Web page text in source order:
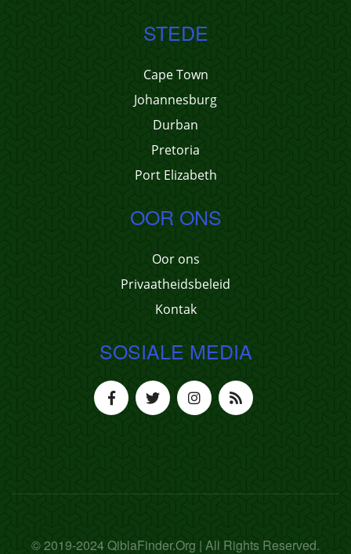
STEDE
Cape Town
Johannesburg
Durban
Pretoria
Port Elizabeth
OOR ONS
Oor ons
Privaatheidsbeleid
Kontak
SOSIALE MEDIA
© 2019-2024 QiblaFinder.Org | All Rights Reserved.